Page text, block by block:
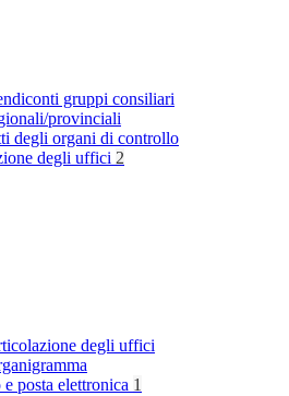
gruppi consiliari
provinciali
degli organi di controllo
degli uffici 2
degli uffici
posta elettronica 1